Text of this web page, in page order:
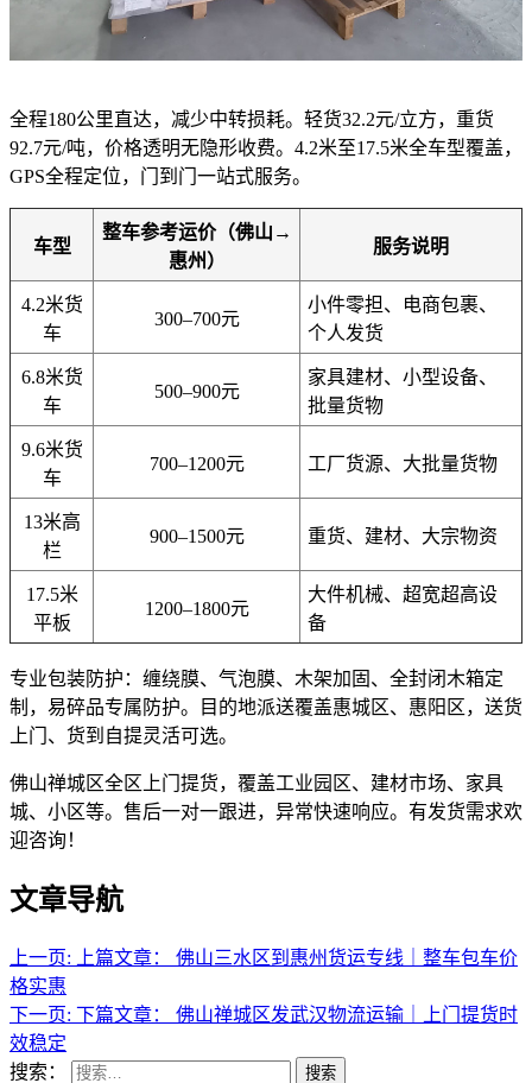
全程180公里直达，减少中转损耗。轻货32.2元/立方，重货
92.7元/吨，价格透明无隐形收费。4.2米至17.5米全车型覆盖，
GPS全程定位，门到门一站式服务。
车型
整车参考运价（佛山→
惠州）
服务说明
4.2米货
车
300–700元
小件零担、电商包裹、
个人发货
6.8米货
车
500–900元
家具建材、小型设备、
批量货物
9.6米货
车
700–1200元 工厂货源、大批量货物
13米高
栏
900–1500元 重货、建材、大宗物资
17.5米
平板
1200–1800元
大件机械、超宽超高设
备
专业包装防护：缠绕膜、气泡膜、木架加固、全封闭木箱定
制，易碎品专属防护。目的地派送覆盖惠城区、惠阳区，送货
上门、货到自提灵活可选。
佛山禅城区全区上门提货，覆盖工业园区、建材市场、家具
城、小区等。售后一对一跟进，异常快速响应。有发货需求欢
迎咨询！
文章导航
上一页: 上篇文章：
佛山三水区到惠州货运专线｜整车包车价
格实惠
下一页: 下篇文章：
佛山禅城区发武汉物流运输｜上门提货时
效稳定
搜索：
搜索